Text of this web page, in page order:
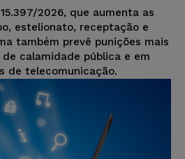
2026, que aumenta as
estelionato, receptação e
também prevê punições mais
calamidade pública e em
de telecomunicação.